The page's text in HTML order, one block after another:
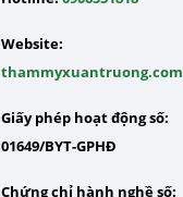
Website:
thammyxuantruong.com
Giấy phép hoạt động số:
01649/BYT-GPHĐ
Chứng chỉ hành nghề số: